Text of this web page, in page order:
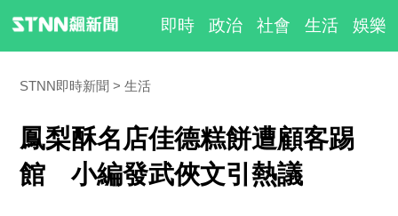
即時 政治 社會 生活 娛樂
STNN即時新聞 生活
鳳梨酥名店佳德糕餅遭顧客踢
館 小編發武俠文引熱議